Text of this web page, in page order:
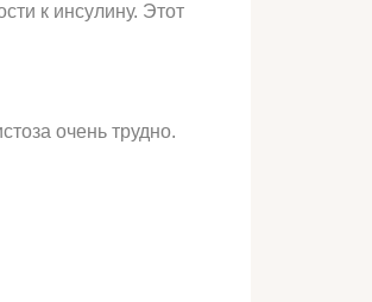
к инсулину. Этот
очень трудно.